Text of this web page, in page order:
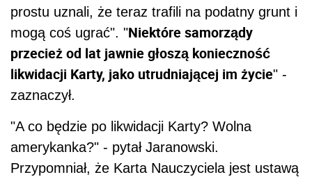
prostu uznali, że teraz trafili na podatny grunt i
mogą coś ugrać". "Niektóre samorządy
przecież od lat jawnie głoszą konieczność
likwidacji Karty, jako utrudniającej im życie" -
zaznaczył.
"A co będzie po likwidacji Karty? Wolna
amerykanka?" - pytał Jaranowski.
Przypomniał, że Karta Nauczyciela jest ustawą